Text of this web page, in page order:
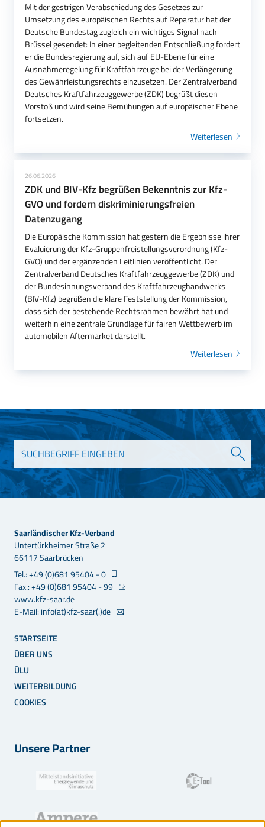
Mit der gestrigen Verabschiedung des Gesetzes zur
Umsetzung des europäischen Rechts auf Reparatur hat der
Deutsche Bundestag zugleich ein wichtiges Signal nach
Brüssel gesendet: In einer begleitenden Entschließung fordert
er die Bundesregierung auf, sich auf EU-Ebene für eine
Ausnahmeregelung für Kraftfahrzeuge bei der Verlängerung
des Gewährleistungsrechts einzusetzen. Der Zentralverband
Deutsches Kraftfahrzeuggewerbe (ZDK) begrüßt diesen
Vorstoß und wird seine Bemühungen auf europäischer Ebene
fortsetzen.
Weiterlesen
26.06.2026
ZDK und BIV-Kfz begrüßen Bekenntnis zur Kfz-
GVO und fordern diskriminierungsfreien
Datenzugang
Die Europäische Kommission hat gestern die Ergebnisse ihrer
Evaluierung der Kfz-Gruppenfreistellungsverordnung (Kfz-
GVO) und der ergänzenden Leitlinien veröffentlicht. Der
Zentralverband Deutsches Kraftfahrzeuggewerbe (ZDK) und
der Bundesinnungsverband des Kraftfahrzeughandwerks
(BIV-Kfz) begrüßen die klare Feststellung der Kommission,
dass sich der bestehende Rechtsrahmen bewährt hat und
weiterhin eine zentrale Grundlage für fairen Wettbewerb im
automobilen Aftermarket darstellt.
Weiterlesen
Saarländischer Kfz-Verband
Untertürkheimer Straße 2
66117 Saarbrücken
Tel.: +49 (0)681 95404 - 0
Fax.: +49 (0)681 95404 - 99
www.kfz-saar.de
E-Mail: info(at)kfz-saar(.)de
STARTSEITE
ÜBER UNS
ÜLU
WEITERBILDUNG
COOKIES
Unsere Partner